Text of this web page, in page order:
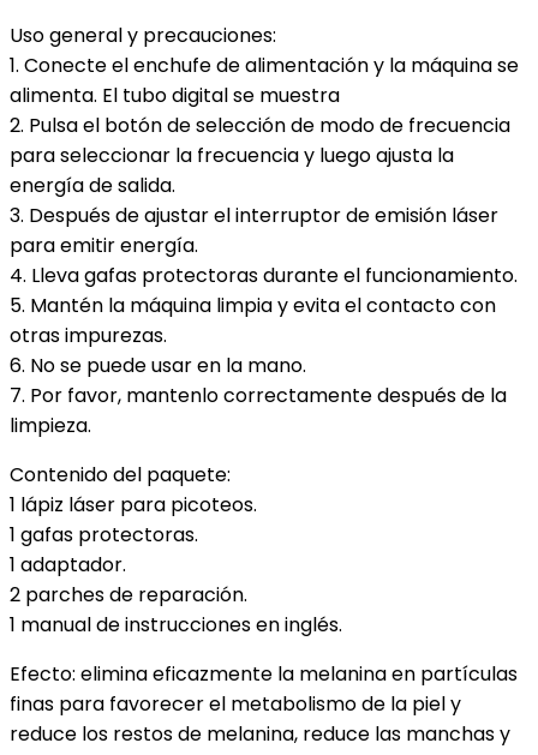
Uso general y precauciones:
1. Conecte el enchufe de alimentación y la máquina se
alimenta. El tubo digital se muestra
2. Pulsa el botón de selección de modo de frecuencia
para seleccionar la frecuencia y luego ajusta la
energía de salida.
3. Después de ajustar el interruptor de emisión láser
para emitir energía.
4. Lleva gafas protectoras durante el funcionamiento.
5. Mantén la máquina limpia y evita el contacto con
otras impurezas.
6. No se puede usar en la mano.
7. Por favor, mantenlo correctamente después de la
limpieza.
Contenido del paquete:
1 lápiz láser para picoteos.
1 gafas protectoras.
1 adaptador.
2 parches de reparación.
1 manual de instrucciones en inglés.
Efecto: elimina eficazmente la melanina en partículas
finas para favorecer el metabolismo de la piel y
reduce los restos de melanina, reduce las manchas y